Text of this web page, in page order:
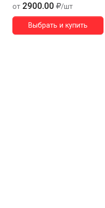
от 2900.00 /шт
Выбрать и купить